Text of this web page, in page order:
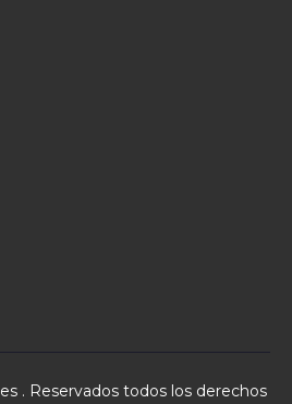
. Reservados todos los derechos